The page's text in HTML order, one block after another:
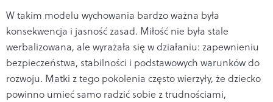
W takim modelu wychowania bardzo ważna była
konsekwencja i jasność zasad. Miłość nie była stale
werbalizowana, ale wyrażała się w działaniu: zapewnieniu
bezpieczeństwa, stabilności i podstawowych warunków do
rozwoju. Matki z tego pokolenia często wierzyły, że dziecko
powinno umieć samo radzić sobie z trudnościami,